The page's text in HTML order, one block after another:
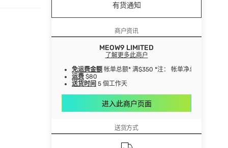
有货通知
商户资讯
MEOW9 LIMITED
了解更多此商户
免运费金额 帐单总额* 满$350 *注： 帐单净总额指扣除
运费 $80
送货时间 5 個工作天
进入此商户页面
送货方式